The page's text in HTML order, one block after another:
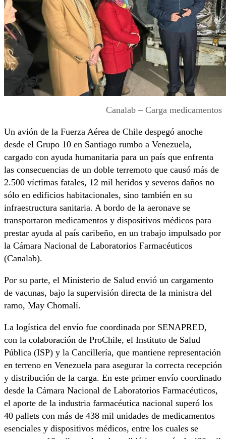
Canalab – Carga medicamentos
Un avión de la Fuerza Aérea de Chile despegó anoche
desde el Grupo 10 en Santiago rumbo a Venezuela,
cargado con ayuda humanitaria para un país que enfrenta
las consecuencias de un doble terremoto que causó más de
2.500 víctimas fatales, 12 mil heridos y severos daños no
sólo en edificios habitacionales, sino también en su
infraestructura sanitaria. A bordo de la aeronave se
transportaron medicamentos y dispositivos médicos para
prestar ayuda al país caribeño, en un trabajo impulsado por
la Cámara Nacional de Laboratorios Farmacéuticos
(Canalab).
Por su parte, el Ministerio de Salud envió un cargamento
de vacunas, bajo la supervisión directa de la ministra del
ramo, May Chomalí.
La logística del envío fue coordinada por SENAPRED,
con la colaboración de ProChile, el Instituto de Salud
Pública (ISP) y la Cancillería, que mantiene representación
en terreno en Venezuela para asegurar la correcta recepción
y distribución de la carga. En este primer envío coordinado
desde la Cámara Nacional de Laboratorios Farmacéuticos,
el aporte de la industria farmacéutica nacional superó los
40 pallets con más de 438 mil unidades de medicamentos
esenciales y dispositivos médicos, entre los cuales se